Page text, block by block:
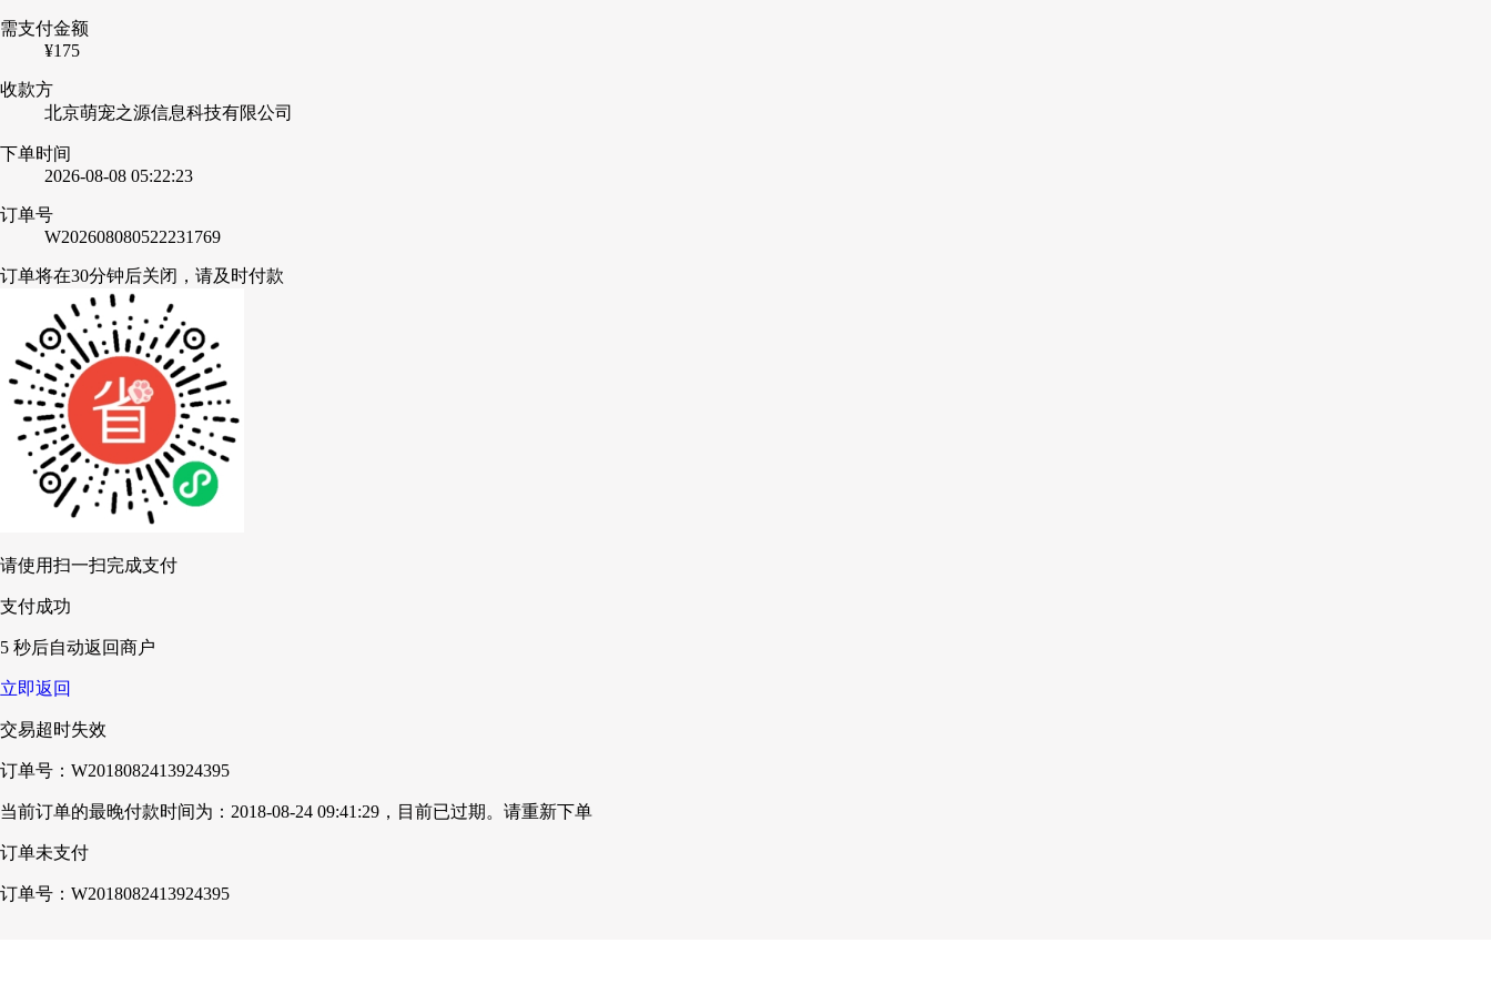
需支付金额
¥175
收款方
北京萌宠之源信息科技有限公司
下单时间
2026-08-08 05:22:23
订单号
W202608080522231769
订单将在30分钟后关闭，请及时付款
请使用扫一扫完成支付
支付成功
5 秒后自动返回商户
立即返回
交易超时失效
订单号：W2018082413924395
当前订单的最晚付款时间为： 2018-08-24 09:41:29 ，目前已过期。请重新下单
订单未支付
订单号：W2018082413924395